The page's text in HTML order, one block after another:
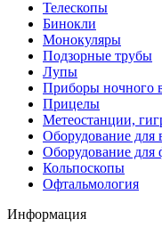
Телескопы
Бинокли
Монокуляры
Подзорные трубы
Лупы
Приборы ночного
Прицелы
Метеостанции,
Оборудование для
Оборудование для
Кольпоскопы
Офтальмология
Информация